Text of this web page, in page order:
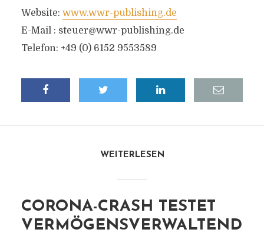
Website: www.wwr-publishing.de
E-Mail : steuer@wwr-publishing.de
Telefon: +49 (0) 6152 9553589
WEITERLESEN
CORONA-CRASH TESTET
VERMÖGENSVERWALTEND